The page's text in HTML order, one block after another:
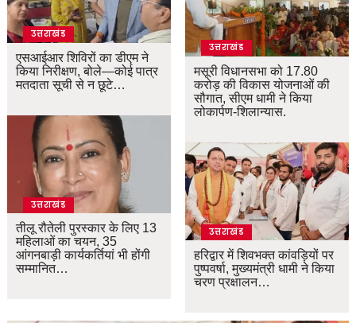
उत्तराखंड
एसआईआर शिविरों का डीएम ने
किया निरीक्षण, बोले—कोई पात्र
मतदाता सूची से न छूटे…
उत्तराखंड
तीलू रौतेली पुरस्कार के लिए 13
महिलाओं का चयन, 35
आंगनबाड़ी कार्यकर्तियां भी होंगी
सम्मानित…
उत्तराखंड
मसूरी विधानसभा को 17.80
करोड़ की विकास योजनाओं की
सौगात, सीएम धामी ने किया
लोकार्पण-शिलान्यास.
उत्तराखंड
हरिद्वार में शिवभक्त कांवड़ियों पर
पुष्पवर्षा, मुख्यमंत्री धामी ने किया
चरण प्रक्षालन…